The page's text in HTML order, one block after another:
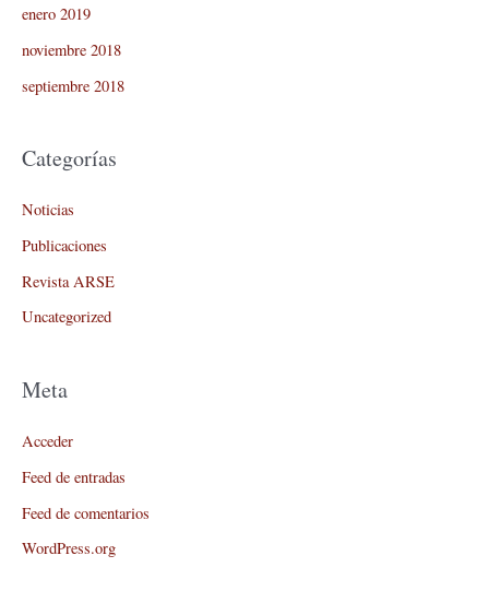
enero 2019
noviembre 2018
septiembre 2018
Categorías
Noticias
Publicaciones
Revista ARSE
Uncategorized
Meta
Acceder
Feed de entradas
Feed de comentarios
WordPress.org